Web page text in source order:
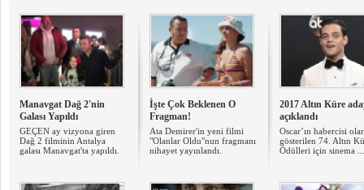
Manavgat Dağ 2'nin
Galası Yapıldı
GEÇEN ay vizyona giren
Dağ 2 filminin Antalya
galası Manavgat'ta yapıldı.
İşte Çok Beklenen O
Fragman!
Ata Demirer'in yeni filmi
"Olanlar Oldu"nun fragmanı
nihayet yayınlandı.
2017 Altın Küre
açıklandı
Oscar’ın habercisi
gösterilen 74. Altın
Ödülleri için sinema ...